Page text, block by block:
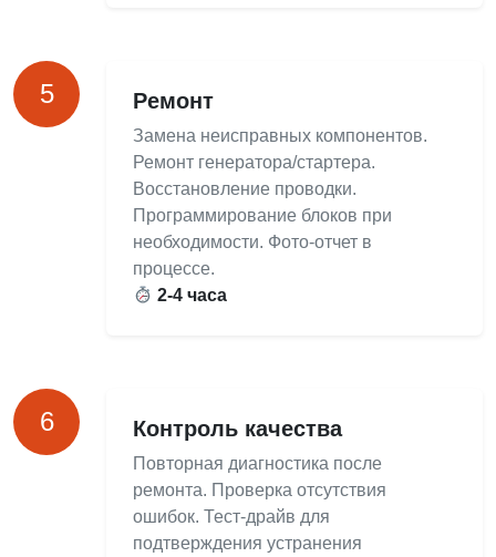
5 Ремонт
Замена неисправных компонентов.
Ремонт генератора/стартера.
Восстановление проводки.
Программирование блоков при
необходимости. Фото-отчет в
процессе.
2-4 часа
6 Контроль качества
Повторная диагностика после
ремонта. Проверка отсутствия
ошибок. Тест-драйв для
подтверждения устранения